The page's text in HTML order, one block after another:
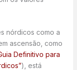
nórdicos como a
ascensão, como
Definitivo para
), está